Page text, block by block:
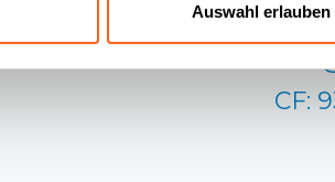
Auswahl erlauben
Vertragsbedingungen
CF: